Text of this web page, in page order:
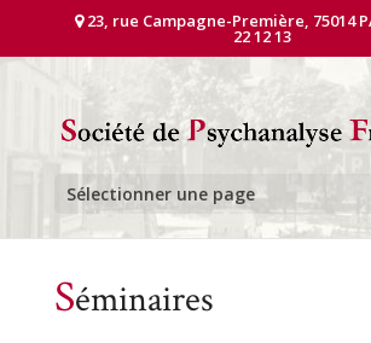
23, rue Campagne-Première, 75014
22 12 13
Sélectionner une page
Séminaires